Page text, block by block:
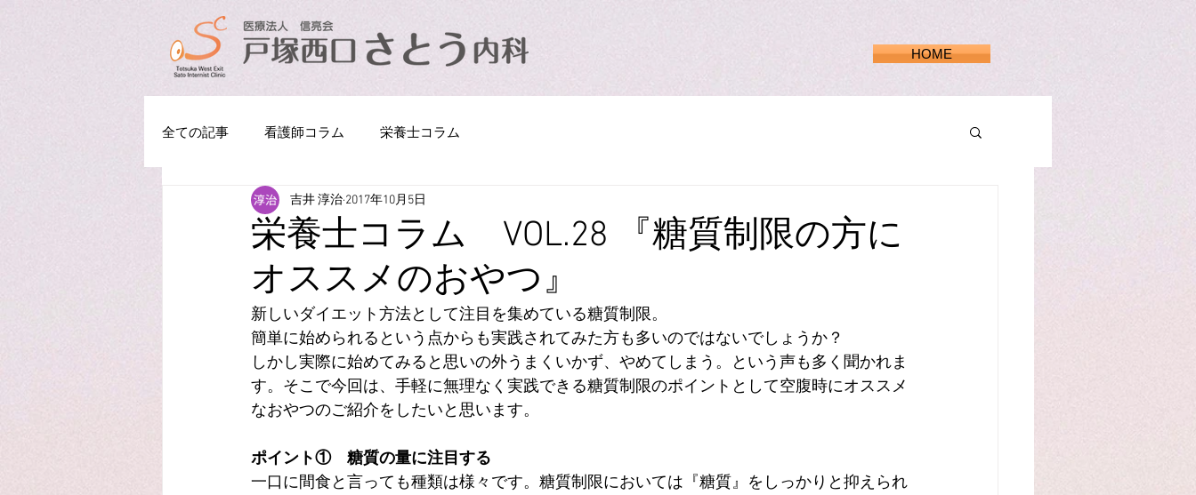
HOME
全ての記事 看護師コラム 栄養士コラム
栄養士コラム VOL.28 『糖質制限の方に
オススメのおやつ』
吉井 淳治 2017年10月5日
新しいダイエット方法として注目を集めている糖質制限。
簡単に始められるという点からも実践されてみた方も多いのではないでしょうか？
しかし実際に始めてみると思いの外うまくいかず、やめてしまう。という声も多く聞かれま
す。そこで今回は、手軽に無理なく実践できる糖質制限のポイントとして空腹時にオススメ
なおやつのご紹介をしたいと思います。
ポイント①　糖質の量に注目する
一口に間食と言っても種類は様々です。糖質制限においては『糖質』をしっかりと抑えられ